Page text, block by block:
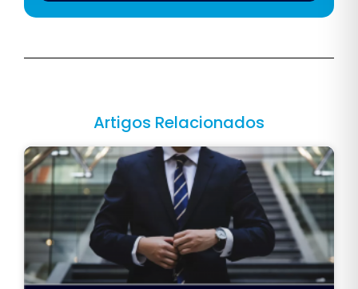
Artigos Relacionados